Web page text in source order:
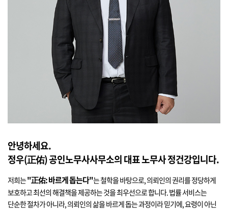
안녕하세요.
정우(正佑) 공인노무사사무소의 대표 노무사 정건강입니다.
저희는"正佑: 바르게 돕는다"는 철학을 바탕으로, 의뢰인의 권리를 정당하게
보호하고 최선의 해결책을 제공하는 것을 최우선으로 합니다. 법률 서비스는
단순한 절차가 아니라, 의뢰인의 삶을 바르게 돕는 과정이라 믿기에, 요령이 아닌